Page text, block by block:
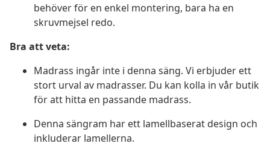
behöver för en enkel montering, bara ha en
skruvmejsel redo.
Bra att veta:
Madrass ingår inte i denna säng. Vi erbjuder ett
stort urval av madrasser. Du kan kolla in vår butik
för att hitta en passande madrass.
Denna sängram har ett lamellbaserat design och
inkluderar lamellerna.